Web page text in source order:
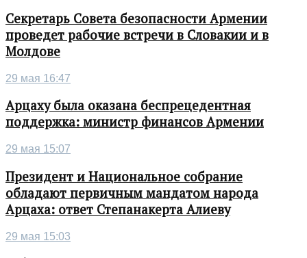
Секретарь Совета безопасности Армении
проведет рабочие встречи в Словакии и в
Молдове
29 мая 16:47
Арцаху была оказана беспрецедентная
поддержка: министр финансов Армении
29 мая 15:07
Президент и Национальное собрание
обладают первичным мандатом народа
Арцаха: ответ Степанакерта Алиеву
29 мая 15:03